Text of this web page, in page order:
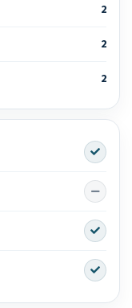
2
2
2
Yes
No
Yes
Yes